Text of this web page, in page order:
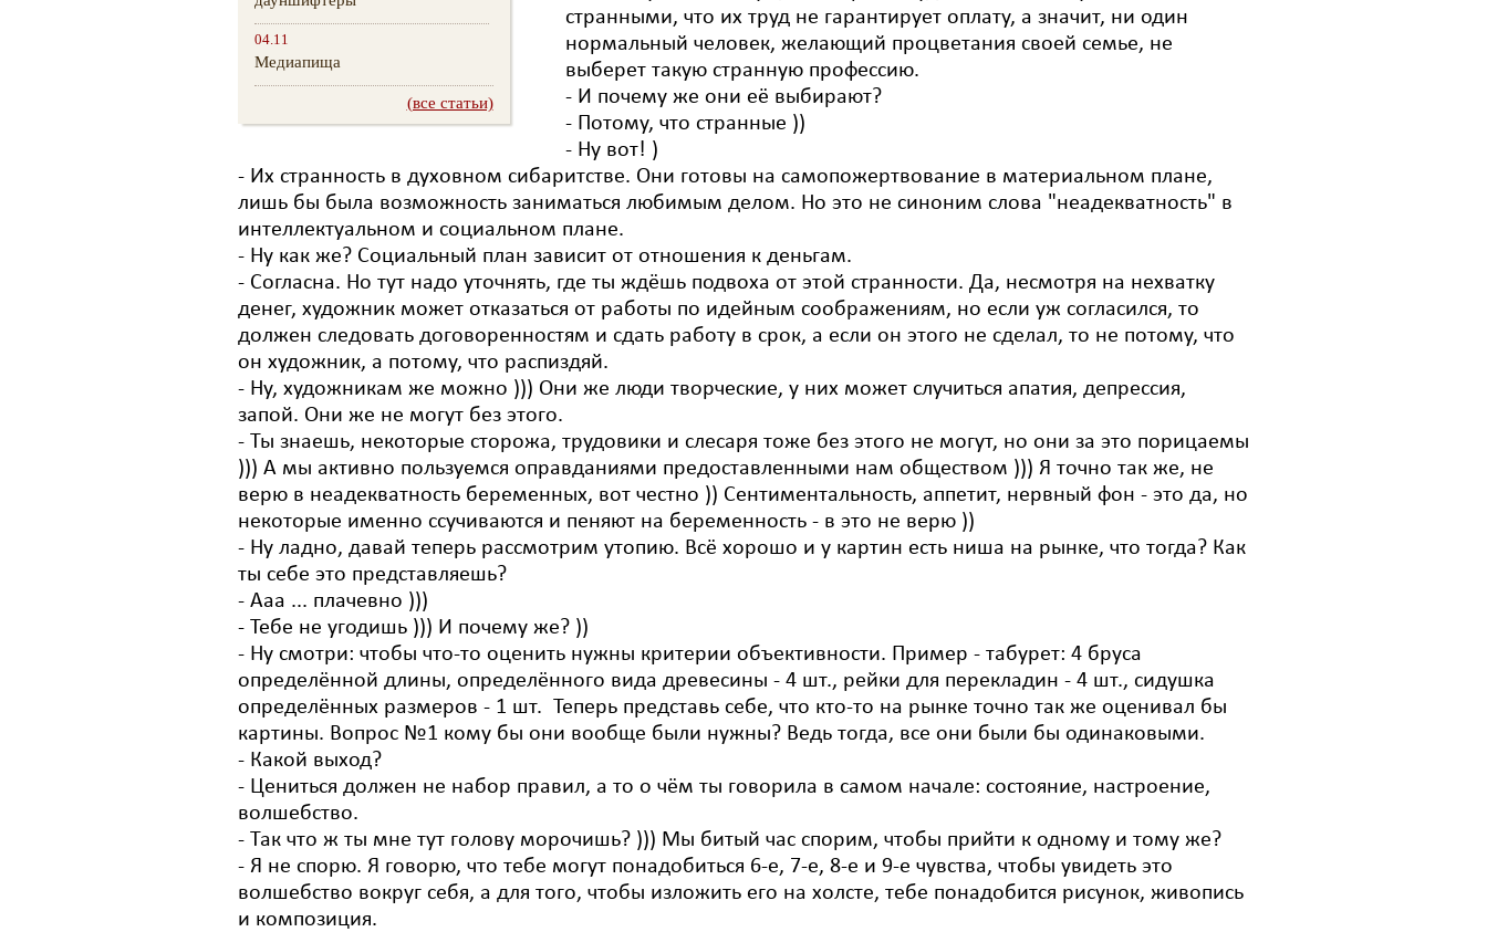
(все статьи)
04.11
Медиапища
странными, что их труд не гарантирует оплату, а значит, ни один
нормальный человек, желающий процветания своей семье, не
выберет такую странную профессию.
- И почему же они её выбирают?
- Потому, что странные ))
- Ну вот! )
- Их странность в духовном сибаритстве. Они готовы на самопожертвование в материальном плане,
лишь бы была возможность заниматься любимым делом. Но это не синоним слова "неадекватность" в
интеллектуальном и социальном плане.
- Ну как же? Социальный план зависит от отношения к деньгам.
- Согласна. Но тут надо уточнять, где ты ждёшь подвоха от этой странности. Да, несмотря на нехватку
денег, художник может отказаться от работы по идейным соображениям, но если уж согласился, то
должен следовать договоренностям и сдать работу в срок, а если он этого не сделал, то не потому, что
он художник, а потому, что распиздяй.
- Ну, художникам же можно ))) Они же люди творческие, у них может случиться апатия, депрессия,
запой. Они же не могут без этого.
- Ты знаешь, некоторые сторожа, трудовики и слесаря тоже без этого не могут, но они за это порицаемы
))) А мы активно пользуемся оправданиями предоставленными нам обществом ))) Я точно так же, не
верю в неадекватность беременных, вот честно )) Сентиментальность, аппетит, нервный фон - это да, но
некоторые именно ссучиваются и пеняют на беременность - в это не верю ))
- Ну ладно, давай теперь рассмотрим утопию. Всё хорошо и у картин есть ниша на рынке, что тогда? Как
ты себе это представляешь?
- Ааа ... плачевно )))
- Тебе не угодишь ))) И почему же? ))
- Ну смотри: чтобы что-то оценить нужны критерии объективности. Пример - табурет: 4 бруса
определённой длины, определённого вида древесины - 4 шт., рейки для перекладин - 4 шт., сидушка
определённых размеров - 1 шт. Теперь представь себе, что кто-то на рынке точно так же оценивал бы
картины. Вопрос №1 кому бы они вообще были нужны? Ведь тогда, все они были бы одинаковыми.
- Какой выход?
- Цениться должен не набор правил, а то о чём ты говорила в самом начале: состояние, настроение,
волшебство.
- Так что ж ты мне тут голову морочишь? ))) Мы битый час спорим, чтобы прийти к одному и тому же?
- Я не спорю. Я говорю, что тебе могут понадобиться 6-е, 7-е, 8-е и 9-е чувства, чтобы увидеть это
волшебство вокруг себя, а для того, чтобы изложить его на холсте, тебе понадобится рисунок, живопись
и композиция.